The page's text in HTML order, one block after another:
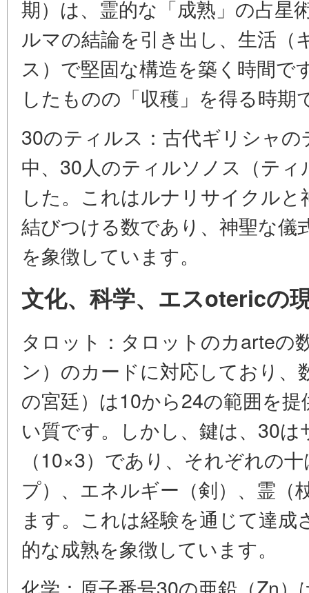
期）は、霊的な「成熟」の占星
ルマの結論を引き出し、生活（
ス）で堅固な構造を築く時間で
したものの「収穫」を得る時期
30のティルス：古代ギリシャ
中、30人のティルソノス（テ
した。これはルナリサイクル
結びつける数であり、神聖な儀
を象徴しています。
文化、科学、エスotericの
タロット：タロットのカarteの
ン）のカードに対応しており
の宮廷）は10から24の範囲を
い質です。しかし、鍵は、30
（10×3）であり、それぞれの
プ）、エネルギー（剣）、霊（
ます。これは経験を通じて達
的な成熟を象徴しています。
化学：原子番号30の亜鉛（Zn